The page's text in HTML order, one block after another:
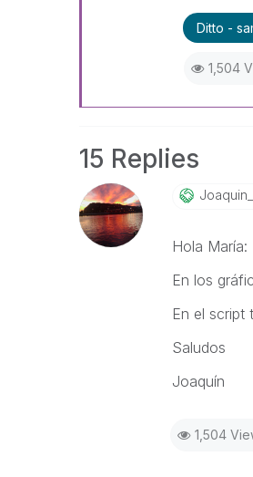
Ditto -
1,504
15 Replies
Hola María:
En los
En el script
Saludos
Joaquín
1,504